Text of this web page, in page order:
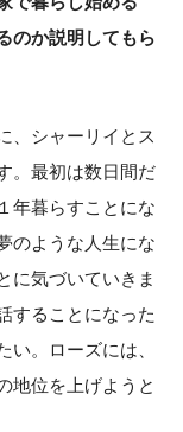
のか説明してもら
、シャーリイとス
。最初は数日間だ
年暮らすことにな
のような人生にな
に気づいていきま
することになった
。ローズには、
地位を上げようと